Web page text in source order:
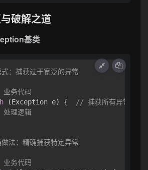
破解之道
基类
：捕获过于宽泛的异常
务代码
(Exception e) {
// 捕获所有异常
理逻辑
法：精确捕获特定异常
务代码